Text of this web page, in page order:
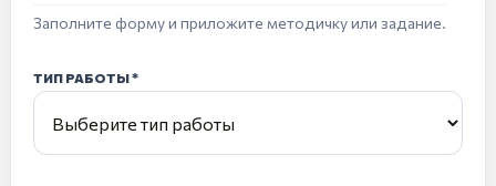
Заполните форму и приложите методичку или задание.
ТИП РАБОТЫ